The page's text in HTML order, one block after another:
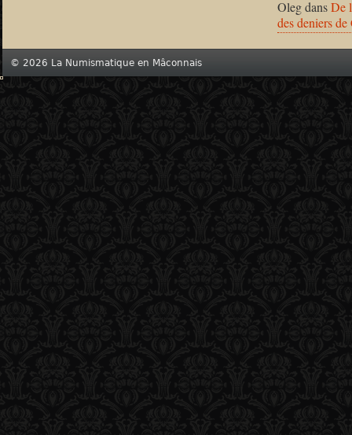
OlegdansDe
des deniers
© 2026 La Numismatique en Mâconnais